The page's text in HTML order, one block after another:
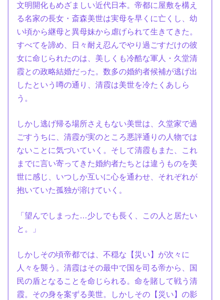
文明開化もめざましい近代日本。帝都に屋敷を構え
る名家の長女・斎森美世は実母を早くに亡くし、幼
い頃から継母と異母妹から虐げられて生きてきた。
すべてを諦め、日々耐え忍んでやり過ごすだけの彼
女に命じられたのは、美しくも冷酷な軍人・久堂清
霞との政略結婚だった。数多の婚約者候補が逃げ出
したという噂の通り、清霞は美世を冷たくあしら
う。
しかし逃げ帰る場所さえもない美世は、久堂家で過
ごすうちに、清霞が実のところ悪評通りの人物では
ないことに気づいていく。そして清霞もまた、これ
までに言い寄ってきた婚約者たちとは違うものを美
世に感じ、いつしか互いに心を通わせ、それぞれが
抱いていた孤独が溶けていく。
「望んでしまった…少しでも長く、この人と居たい
と。」
しかしその頃帝都では、不穏な【災い】が次々に
人々を襲う。清霞はその最中で国を司る帝から、国
民の盾となることを命じられる。命を賭して戦う清
霞。その身を案ずる美世。しかしその【災い】の影